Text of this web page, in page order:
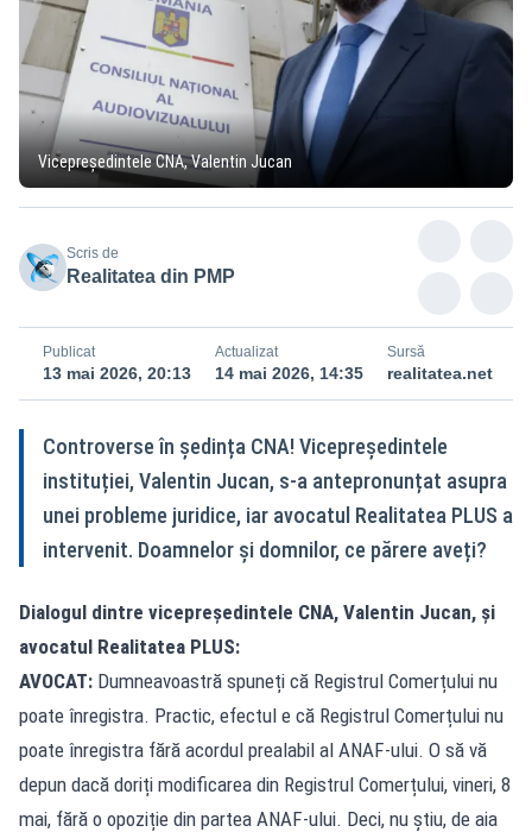
Vicepreședintele CNA, Valentin Jucan
Scris de
Realitatea din PMP
Publicat
13 mai 2026, 20:13
Actualizat
14 mai 2026, 14:35
Sursă
realitatea.net
Controverse în ședința CNA! Vicepreședintele
instituției, Valentin Jucan, s-a antepronunțat asupra
unei probleme juridice, iar avocatul Realitatea PLUS a
intervenit. Doamnelor și domnilor, ce părere aveți?
Dialogul dintre vicepreședintele CNA, Valentin Jucan, și
avocatul Realitatea PLUS:
AVOCAT: Dumneavoastră spuneți că Registrul Comerțului nu
poate înregistra. Practic, efectul e că Registrul Comerțului nu
poate înregistra fără acordul prealabil al ANAF-ului. O să vă
depun dacă doriți modificarea din Registrul Comerțului, vineri, 8
mai, fără o opoziție din partea ANAF-ului. Deci, nu știu, de aia